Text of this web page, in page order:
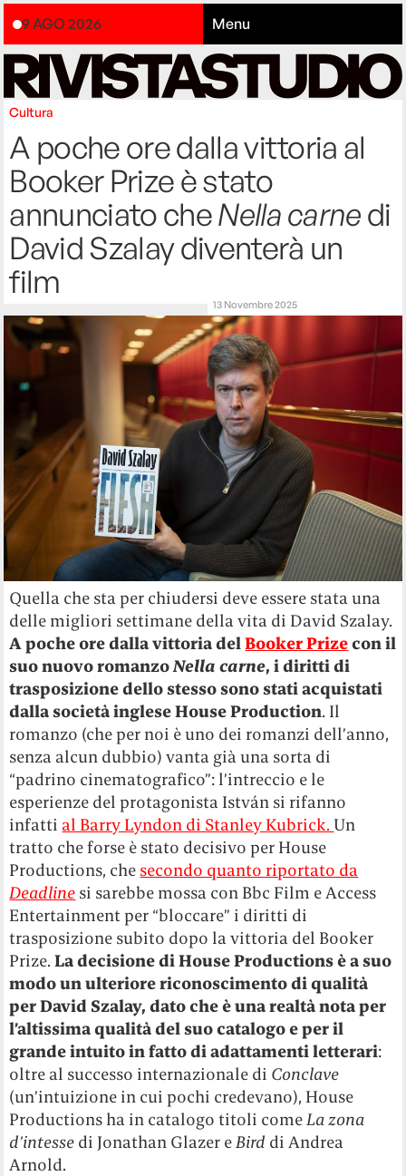
9 AGO 2026 Menu
Cultura
A poche ore dalla vittoria al
Booker Prize è stato
annunciato cheNella carnedi
David Szalay diventerà un
film
13 Novembre 2025
Quella che sta per chiudersi deve essere stata una
delle migliori settimane della vita di David Szalay.
A poche ore dalla vittoria delBooker Prizecon il
suo nuovo romanzoNella carne, i diritti di
trasposizione dello stesso sono stati acquistati
dalla società inglese House Production. Il
romanzo (che per noi è uno dei romanzi dell’anno,
senza alcun dubbio) vanta già una sorta di
“padrino cinematografico”: l’intreccio e le
esperienze del protagonista István si rifanno
infatti al Barry Lyndon di Stanley Kubrick. Un
tratto che forse è stato decisivo per House
Productions, che secondo quanto riportato da
Deadline si sarebbe mossa con Bbc Film e Access
Entertainment per “bloccare” i diritti di
trasposizione subito dopo la vittoria del Booker
Prize.La decisione di House Productions è a suo
modo un ulteriore riconoscimento di qualità
per David Szalay, dato che è una realtà nota per
l’altissima qualità del suo catalogo e per il
grande intuito in fatto di adattamenti letterari:
oltre al successo internazionale di Conclave
(un’intuizione in cui pochi credevano), House
Productions ha in catalogo titoli comeLa zona
d’intesse di Jonathan Glazer eBird di Andrea
Arnold.